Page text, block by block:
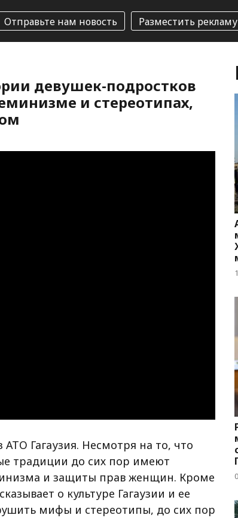
Отправьте нам новость Разместить рекламу
девушек-подростков
и стереотипах,
Гагаузия. Несмотря на то, что
традиции до сих пор имеют
и защиты прав женщин. Кроме
о культуре Гагаузии и ее
мифы и стереотипы, до сих пор